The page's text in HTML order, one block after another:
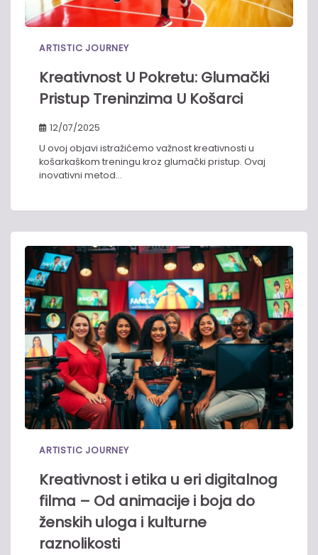
ARTISTIC JOURNEY
Kreativnost U Pokretu: Glumački
Pristup Treninzima U Košarci
12/07/2025
U ovoj objavi istražićemo važnost kreativnosti u
košarkaškom treningu kroz glumački pristup. Ovaj
inovativni metod…
ARTISTIC JOURNEY
Kreativnost i etika u eri digitalnog
filma – Od animacije i boja do
ženskih uloga i kulturne
raznolikosti